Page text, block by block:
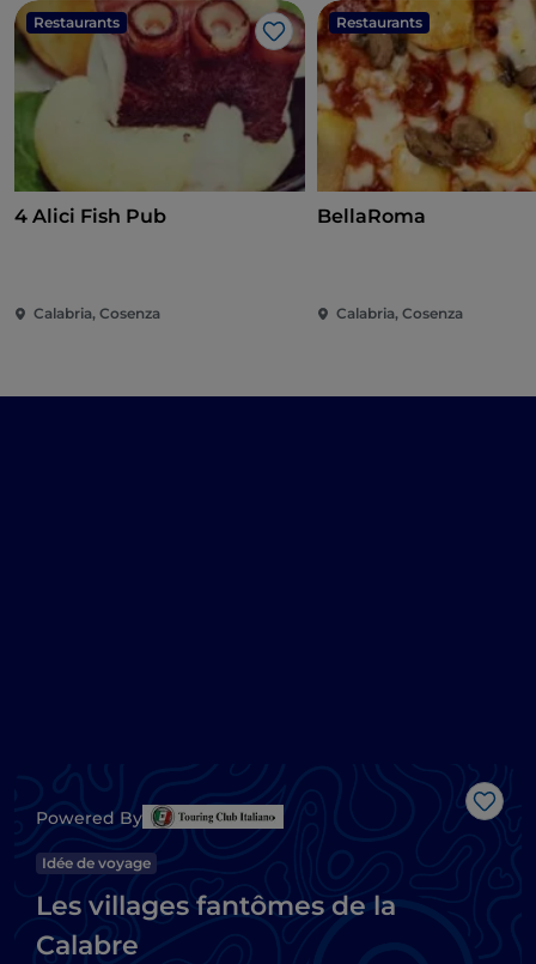
Restaurants
J’aime
4 Alici Fish Pub
Calabria, Cosenza
Restaurants
BellaRoma
Calabria, Cosenza
Powered By
Idée de voyage
Les villages fantômes de la
Calabre